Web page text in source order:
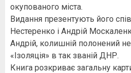
окупованого міста.
Видання презентують його
Нестеренко і Андрій
Андрій, колишній полонений
«Ізоляція» в так званій ДНР.
Книга розкриває загальну